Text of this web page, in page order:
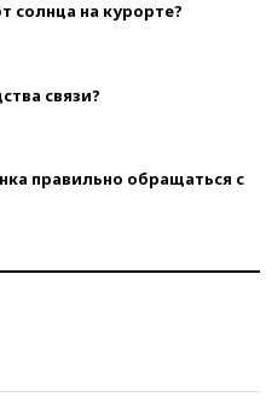
солнца на курорте?
связи?
правильно обращаться с